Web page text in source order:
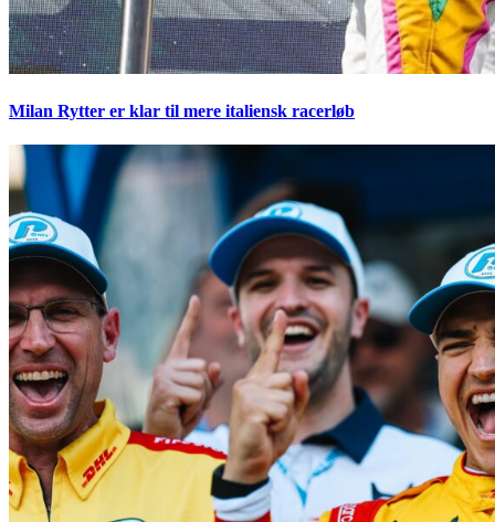
Milan Rytter er klar til mere italiensk racerløb